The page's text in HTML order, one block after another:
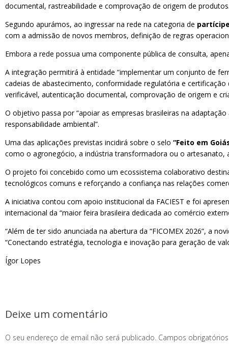
documental, rastreabilidade e comprovação de origem de produtos.
Segundo apurámos, ao ingressar na rede na categoria de
com a admissão de novos membros, definição de regras
Embora a rede possua uma componente pública de consulta,
A integração permitirá à entidade “implementar um conjunto de
cadeias de abastecimento, conformidade regulatória e
verificável, autenticação documental, comprovação de origem e
O objetivo passa por “apoiar as empresas brasileiras na
responsabilidade ambiental”.
Uma das aplicações previstas incidirá sobre o selo “Feito em
como o agronegócio, a indústria transformadora ou o artesanato,
O projeto foi concebido como um ecossistema colaborativo
tecnológicos comuns e reforçando a confiança nas relações
A iniciativa contou com apoio institucional da FACIEST e foi
internacional da “maior feira brasileira dedicada ao comércio
“Além de ter sido anunciada na abertura da “FICOMEX 2026”, a
“Conectando estratégia, tecnologia e inovação para geração de
Ígor Lopes
Deixe um comentário
O seu endereço de email não será publicado. Campos